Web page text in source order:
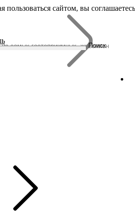
Поиск
Бренды
сайтом, вы